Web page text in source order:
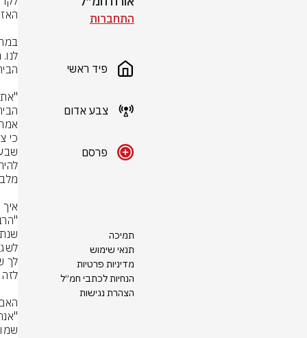
התחברות
פיד ראשי
צבע אדום
פרסם
תמיכה
תנאי שימוש
מדיניות פרטיות
הנחיות לכתבי חמ״ל
הצהרת נגישות